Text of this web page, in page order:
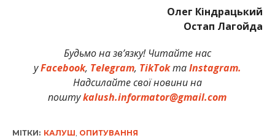
Олег Кіндрацький
Остап Лагойда
Будьмо на зв’язку! Читайте нас
уFacebook, Telegram, TikTokтаInstagram.
Надсилайте свої новини на
поштуkalush.informator@gmail.com
МІТКИ: КАЛУШ ОПИТУВАННЯ